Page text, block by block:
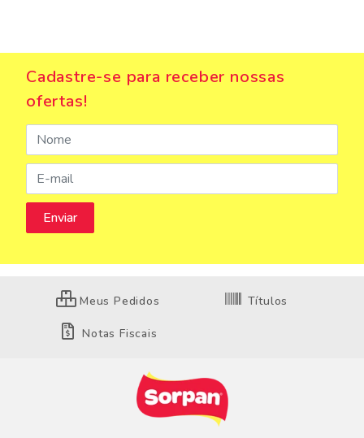
Cadastre-se para receber nossas
ofertas!
Meus Pedidos Títulos
Notas Fiscais